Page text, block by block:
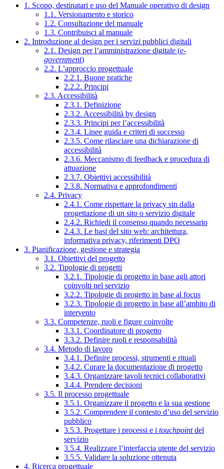
1. Scopo, destinatari e uso del Manuale operativo di design
1.1. Versionamento e storico
1.2. Consultazione del manuale
1.3. Contribuisci al manuale
2. Introduzione al design per i servizi pubblici digitali
2.1. Design per l’amministrazione digitale (e-
government)
2.2. L’approccio progettuale
2.2.1. Buone pratiche
2.2.2. Principi
2.3. Accessibilità
2.3.1. Definizione
2.3.2. Accessibilità by design
2.3.3. Principi per l’accessibilità
2.3.4. Linee guida e criteri di successo
2.3.5. Come rilasciare una dichiarazione di
accessibilità
2.3.6. Meccanismo di feedback e procedura di
attuazione
2.3.7. Obiettivi accessibilità
2.3.8. Normativa e approfondimenti
2.4. Privacy
2.4.1. Come rispettare la privacy sin dalla
progettazione di un sito o servizio digitale
2.4.2. Richiedi il consenso quando necessario
2.4.3. Le basi del sito web: architettura,
informativa privacy, riferimenti DPO
3. Pianificazione, gestione e strategia
3.1. Obiettivi del progetto
3.2. Tipologie di progetti
3.2.1. Tipologie di progetto in base agli attori
coinvolti nel servizio
3.2.2. Tipologie di progetto in base al focus
3.2.3. Tipologie di progetto in base all’ambito di
intervento
3.3. Competenze, ruoli e figure coinvolte
3.3.1. Coordinatore di progetto
3.3.2. Definire ruoli e responsabilità
3.4. Metodo di lavoro
3.4.1. Definire processi, strumenti e rituali
3.4.2. Curare la documentazione di progetto
3.4.3. Organizzare tavoli tecnici collaborativi
3.4.4. Prendere decisioni
3.5. Il processo progettuale
3.5.1. Organizzare il progetto e la sua gestione
3.5.2. Comprendere il contesto d’uso del servizio
pubblico
3.5.3. Progettare i processi e i touchpointdel
servizio
3.5.4. Realizzare l’interfaccia utente del servizio
3.5.5. Validare la soluzione ottenuta
4. Ricerca progettuale